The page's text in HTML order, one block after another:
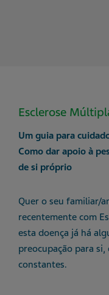
Esclerose
Um guia para
Como dar apoio à
de si próprio
Quer o seu familiar/
recentemente com
esta doença já há
preocupação para
constantes.